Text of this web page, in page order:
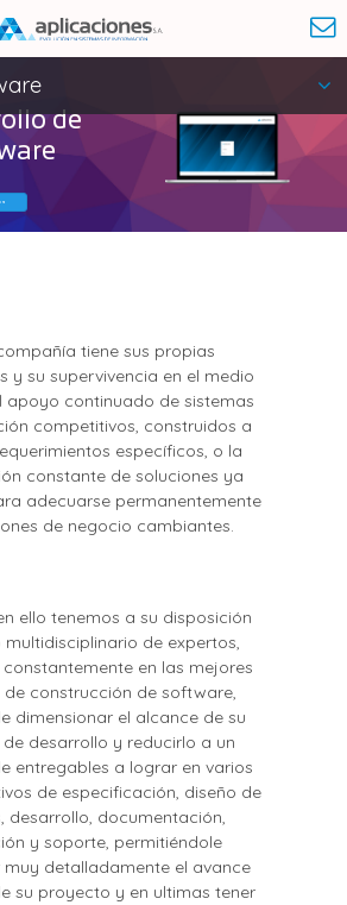
de
tiene sus propias
y su supervivencia en el medio
apoyo continuado de sistemas
competitivos, construidos a
específicos, o la
constante de soluciones ya
adecuarse permanentemente
de negocio cambiantes.
ello tenemos a su disposición
multidisciplinario de expertos,
en las mejores
construcción de software,
dimensionar el alcance de su
desarrollo y reducirlo a un
entregables a lograr en varios
de especificación, diseño de
desarrollo, documentación,
y soporte, permitiéndole
detalladamente el avance
su proyecto y en ultimas tener